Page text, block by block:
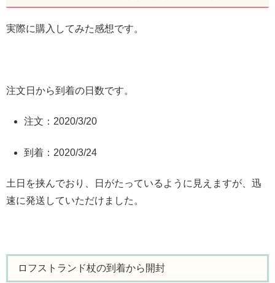
実際に購入してみた感想です。
注文日から到着の日数です。
注文：2020/3/20
到着：2020/3/24
土日を挟んでおり、日がたっているように見えますが、迅
速に発送していただけました。
ロフストランド杖の到着から開封